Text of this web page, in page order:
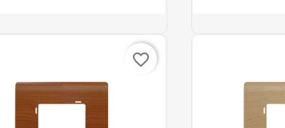
favorite_border